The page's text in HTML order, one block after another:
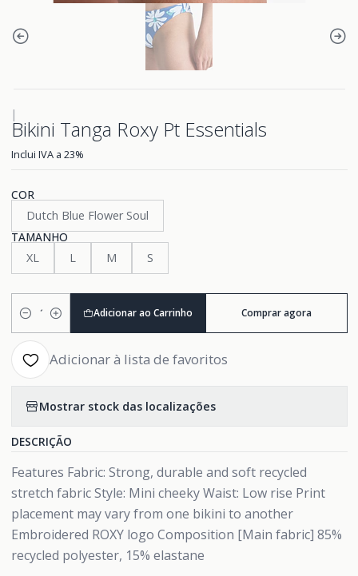
|
Bikini Tanga Roxy Pt Essentials
Inclui IVA a 23%
COR
Dutch Blue Flower Soul
TAMANHO
XL
L M S
Quantidade
Adicionar ao Carrinho Comprar agora
Adicionar à lista de favoritos
Mostrar stock das localizações
DESCRIÇÃO
Features Fabric: Strong, durable and soft recycled
stretch fabric Style: Mini cheeky Waist: Low rise Print
placement may vary from one bikini to another
Embroidered ROXY logo Composition [Main fabric] 85%
recycled polyester, 15% elastane